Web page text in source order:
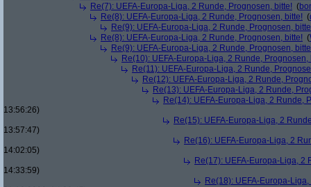
Re(7): UEFA-Europa-Liga, 2 Runde, Prognosen, bitte! (
Re(8): UEFA-Europa-Liga, 2 Runde, Prognosen, bitte! (
Re(9): UEFA-Europa-Liga, 2 Runde, Prognosen,
Re(8): UEFA-Europa-Liga, 2 Runde, Prognosen, bitte! (
Re(9): UEFA-Europa-Liga, 2 Runde, Prognosen,
Re(10): UEFA-Europa-Liga, 2 Runde, Prognosen,
Re(11): UEFA-Europa-Liga, 2 Runde,
Re(12): UEFA-Europa-Liga, 2 Runde,
Re(13): UEFA-Europa-Liga, 2 Runde,
Re(14): UEFA-Europa-Liga, 2 Runde,
13:56:26)
Re(15): UEFA-Europa-Liga, 2
13:57:47)
Re(16): UEFA-Europa-Liga, 2
14:02:05)
Re(17): UEFA-Europa-Liga, 2
14:33:59)
Re(18): UEFA-Europa-